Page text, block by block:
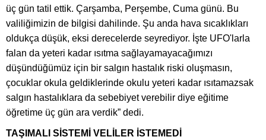
üç gün tatil ettik. Çarşamba, Perşembe, Cuma günü. Bu
valiliğimizin de bilgisi dahilinde. Şu anda hava sıcaklıkları
oldukça düşük, eksi derecelerde seyrediyor. İşte UFO'larla
falan da yeteri kadar ısıtma sağlayamayacağımızı
düşündüğümüz için bir salgın hastalık riski oluşmasın,
çocuklar okula geldiklerinde okulu yeteri kadar ısıtamazsak
salgın hastalıklara da sebebiyet verebilir diye eğitime
öğretime üç gün ara verdik” dedi.
TAŞIMALI SİSTEMİ VELİLER İSTEMEDİ